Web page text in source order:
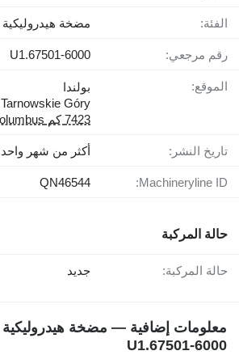
الفئة: مضخة هيدروليكية
رقم مرجعي: U1.67501-6000
الموقع:
بولندا
Tarnowskie Góry
7423 كم to "United States/Columbus"
تاريخ النشر: أكثر من شهر واحد
Machineryline ID:
QN46544
حالة المركبة
حالة المركبة: جديد
U1.67501-6000